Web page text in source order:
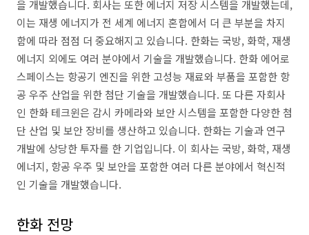
을 개발했습니다. 회사는 또한 에너지 저장 시스템을 개발했는데,
이는 재생 에너지가 전 세계 에너지 혼합에서 더 큰 부분을 차지
함에 따라 점점 더 중요해지고 있습니다. 한화는 국방, 화학, 재생
에너지 외에도 여러 분야에서 기술을 개발했습니다. 한화 에어로
스페이스는 항공기 엔진을 위한 고성능 재료와 부품을 포함한 항
공 우주 산업을 위한 첨단 기술을 개발했습니다. 또 다른 자회사
인 한화 테크윈은 감시 카메라와 보안 시스템을 포함한 다양한 첨
단 산업 및 보안 장비를 생산하고 있습니다. 한화는 기술과 연구
개발에 상당한 투자를 한 기업입니다. 이 회사는 국방, 화학, 재생
에너지, 항공 우주 및 보안을 포함한 여러 다른 분야에서 혁신적
인 기술을 개발했습니다.
한화 전망